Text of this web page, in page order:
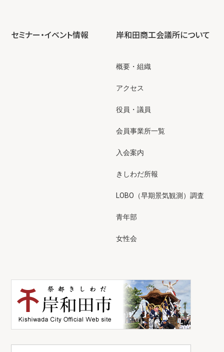
セミナー・イベント情報 岸和田商工会議所について
概要・組織
アクセス
役員・議員
会員事業所一覧
入会案内
きしわだ所報
LOBO（早期景気観測）調査
青年部
女性会